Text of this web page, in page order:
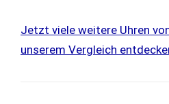
Jetzt viele weitere Uhren
unserem Vergleich